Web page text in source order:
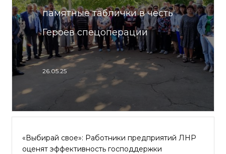
памятные таблички в честь
Героев спецоперации
26.05.25
«Выбирай свое»: Работники предприятий ЛНР
оценят эффективность господдержки